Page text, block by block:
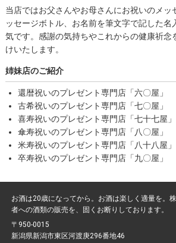
当店ではお父さんやお母さんにお祝いのメッ
ッセージボトル、お名前を筆文字で記した名
気です。感謝の気持ちやこれからの健康祈念
けいたします。
姉妹店のご紹介
還暦祝いのプレゼント専門店「六〇屋」
古希祝いのプレゼント専門店「七〇屋」
喜寿祝いのプレゼント専門店「七十七屋」
傘寿祝いのプレゼント専門店「八〇屋」
米寿祝いのプレゼント専門店「八十八屋」
卒寿祝いのプレゼント専門店「九〇屋」
お酒は20歳になってから。お酒は楽しく適量を。
者への酒類の販売を、固くお断りしております。
〒950-0015
新潟県新潟市東区河渡庚296番地46